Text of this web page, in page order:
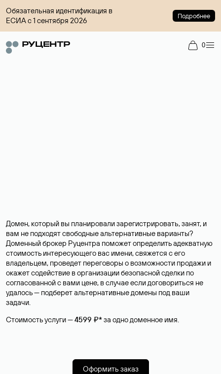
Обязательная идентификация в
ЕСИА с 1 сентября 2026
Подробнее
0
Домен, который вы планировали зарегистрировать, занят, и
вам не подходят свободные альтернативные варианты?
Доменный брокер Руцентра поможет определить адекватную
стоимость интересующего вас имени, свяжется с его
владельцем, проведет переговоры о возможности продажи и
окажет содействие в организации безопасной сделки по
согласованной с вами цене, в случае если договориться не
удалось — подберет альтернативные домены под ваши
задачи.
Стоимость услуги —4599 ₽*за одно доменное имя.
Оформить заказ